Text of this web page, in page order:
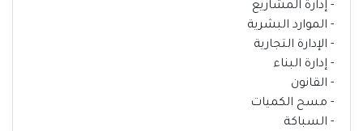
- إدارة المشاريع
- الموارد البشرية
- الإدارة التجارية
- إدارة البناء
- القانون
- مسح الكميات
- السباكة